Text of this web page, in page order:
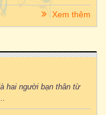
Xem thêm
hai người bạn thân từ